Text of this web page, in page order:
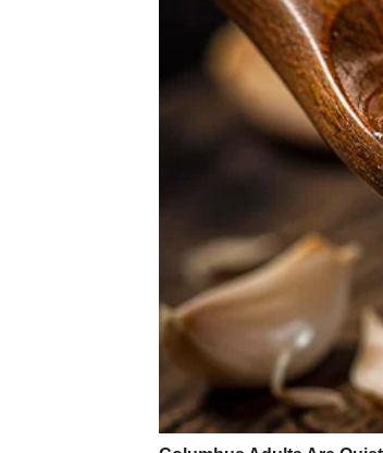
činjenica da je lako dostupna,
profesionalnih rješenja.
Sve veći broj ljudi koji žele
rješenjima. Umjesto da se
prirodne formule koje ne samo
mirisa i potrebe za čestim
U ovom kontekstu, zanimljivo
– kumin. Iako se najčešće
ljekovita svojstva koja ga čine
Kumin je bogat izvor željeza,
anemije. Također, pomaže u
Njegova sposobnost da
prevenciji razvoja karcinoma,